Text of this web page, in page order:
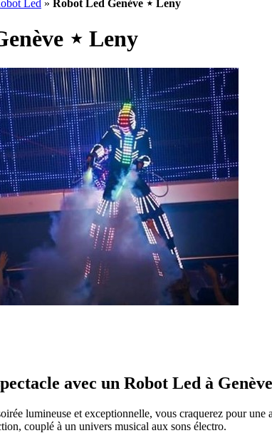
Led » Robot Led Genève ⋆ Leny
⋆ Leny
avec un Robot Led à
lumineuse et exceptionnelle, vous craquerez pour une
couplé à un univers musical aux sons électro.